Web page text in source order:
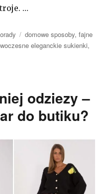
…
Tagi
domowe sposoby,fajne
eleganckie sukienki,
odziezy –
do butiku?